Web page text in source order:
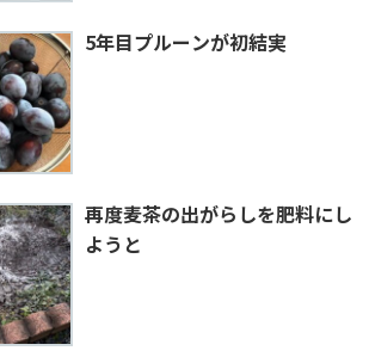
5年目プルーンが初結実
再度麦茶の出がらしを肥料にし
ようと